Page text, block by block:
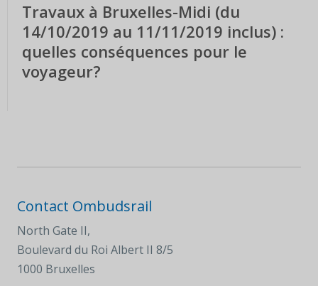
Travaux à Bruxelles-Midi (du
14/10/2019 au 11/11/2019 inclus) :
quelles conséquences pour le
voyageur?
Contact Ombudsrail
North Gate II,
Boulevard du Roi Albert II 8/5
1000 Bruxelles